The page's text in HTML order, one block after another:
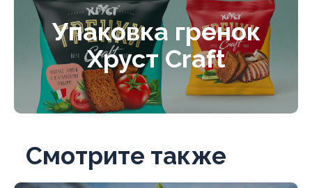
Упаковка гренок
Хруст Craft
Смотрите также